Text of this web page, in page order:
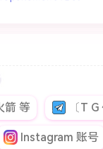
Apple ID 苹果ID丨小火箭 等 〔T
Instagram 账号